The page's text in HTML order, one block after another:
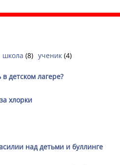
школа (8) ученик (4)
детском лагере?
хлорки
над детьми и буллинге